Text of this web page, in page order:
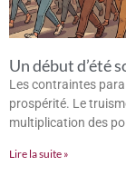
Un début d’été
Les contraintes
prospérité. Le
multiplication des
Lire la suite »